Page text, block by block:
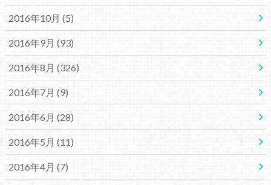
2016年10月 (5)
2016年9月 (93)
2016年8月 (326)
2016年7月 (9)
2016年6月 (28)
2016年5月 (11)
2016年4月 (7)